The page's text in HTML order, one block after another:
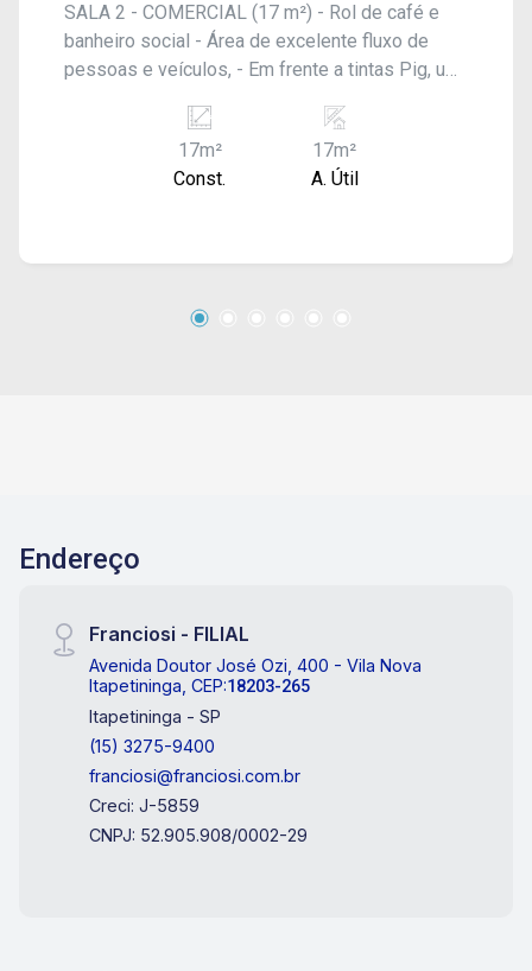
SALA 2 - COMERCIAL (17 m²) - Rol de café e
banheiro social - Área de excelente fluxo de
pessoas e veículos, - Em frente a tintas Pig, um
negócios; - Região com maior fluxo de veículos
de Itapetininga - Região perfeita para divulgação
de negócios - Áreas com excelente iluminação
seu negócio!
17m²
Const.
17m²
A. Útil
Endereço
Franciosi - FILIAL
Avenida Doutor José Ozi, 400 - Vila Nova
Itapetininga, CEP:18203-265
Itapetininga - SP
(15) 3275-9400
franciosi@franciosi.com.br
Creci: J-5859
CNPJ: 52.905.908/0002-29